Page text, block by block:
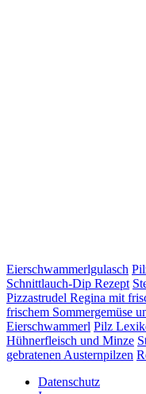
Eierschwammerlgulasch
Schnittlauch-Dip Rezept
Pizzastrudel Regina mit
frischem Sommergemüse
Eierschwammerl Pilz
Hühnerfleisch und Minze
gebratenen Austernpilzen
Datenschutz